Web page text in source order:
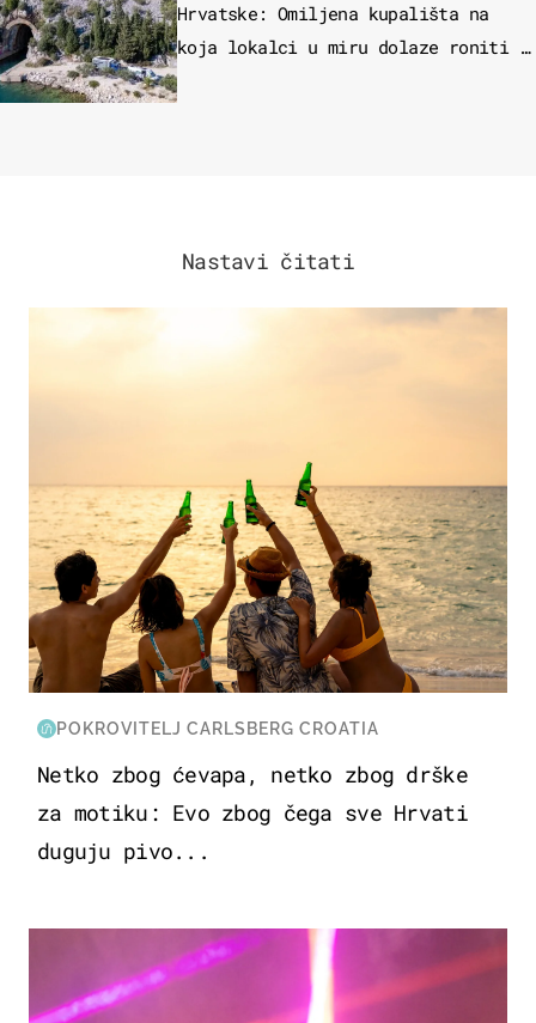
Hrvatske: Omiljena kupališta na
koja lokalci u miru dolaze roniti i
Nastavi čitati
POKROVITELJ CARLSBERG CROATIA
Netko zbog ćevapa, netko zbog drške
za motiku: Evo zbog čega sve Hrvati
duguju pivo...
KULTURA & ZABAVA